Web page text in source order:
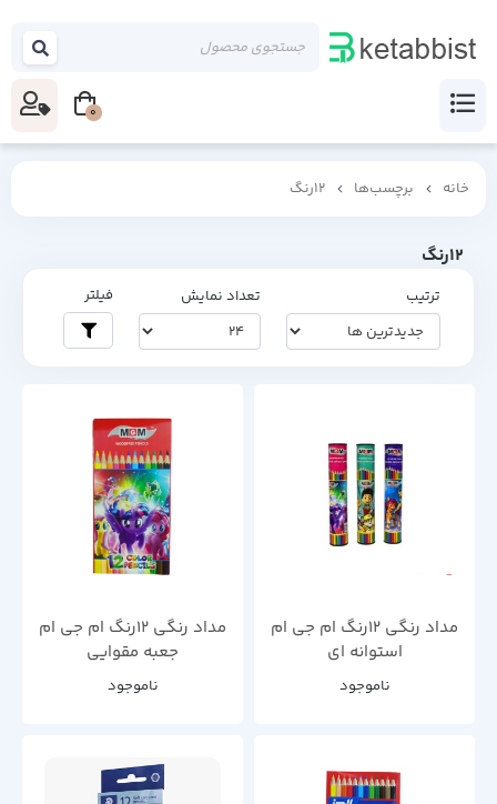
خانه برچسب‌ها 12رنگ
12رنگ
ترتیب تعداد نمایش فیلتر
مداد رنگی 12رنگ ام جی ام
استوانه ای
ناموجود
مداد رنگی 12رنگ ام جی ام
جعبه مقوایی
ناموجود
0